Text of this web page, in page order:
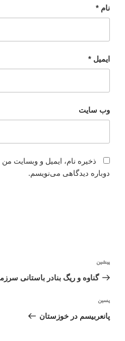
نام *
ایمیل *
وب‌ سایت
ذخیره نام، ایمیل و وبسایت
دوباره دیدگاهی می‌نویسم.
نوشته
قبلی
پیشین
گناوه و ریگ بنادر باستانی
نوشته‌ٔ
بعدی
پسین
پانعربیسم در خوزستان